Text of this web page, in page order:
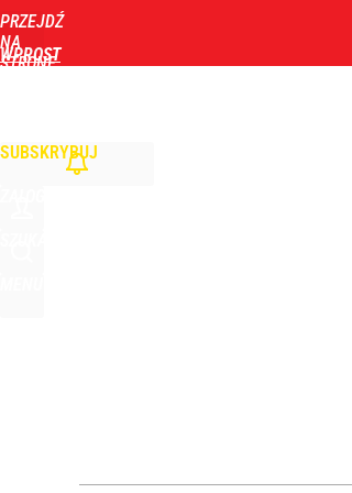
PRZEJDŹ
NA
STRONĘ
WPROST
SUBSKRYBUJ
dodaj